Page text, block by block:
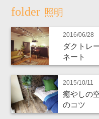
照明
2016/06/28
ダクトレ
ネート
2015/10/11
癒やしの
のコツ